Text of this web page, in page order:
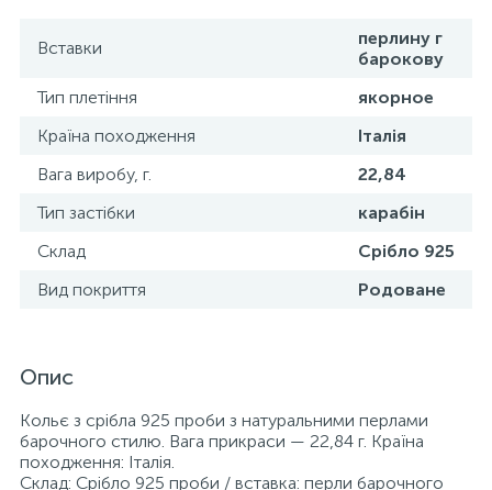
Вставки
перлину г
барокову
Тип плетіння
якорное
Країна походження
Італія
Вага виробу, г.
22,84
Тип застібки
карабін
Склад
Срібло 925
Вид покриття
Родоване
Опис
Кольє з срібла 925 проби з натуральними перлами
барочного стилю. Вага прикраси — 22,84 г. Країна
походження: Італія.
Склад: Срібло 925 проби / вставка: перли барочного